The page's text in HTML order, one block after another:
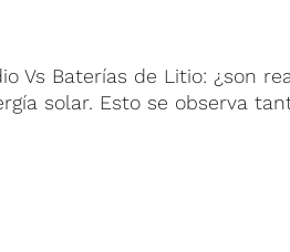
Vs Baterías de Litio: ¿son
solar. Esto se observa